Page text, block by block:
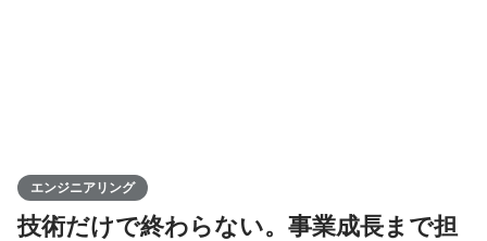
エンジニアリング
技術だけで終わらない。事業成長まで担